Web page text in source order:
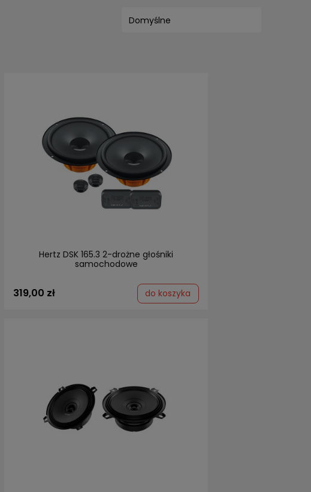
Hertz DSK 165.3 2-drożne głośniki
samochodowe
319,00 zł do koszyka